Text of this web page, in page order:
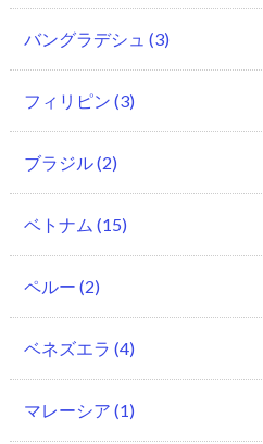
バングラデシュ (3)
フィリピン (3)
ブラジル(2)
ベトナム (15)
ペルー (2)
ベネズエラ (4)
マレーシア (1)